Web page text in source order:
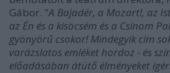
Gábor. "A Bajadér, a Mozart!, az
az Én és a kisöcsém és a Csínom
gyönyörű csokor! Mindegyik cím
varázslatos emléket hordoz - és
előadásában átütő élményeket